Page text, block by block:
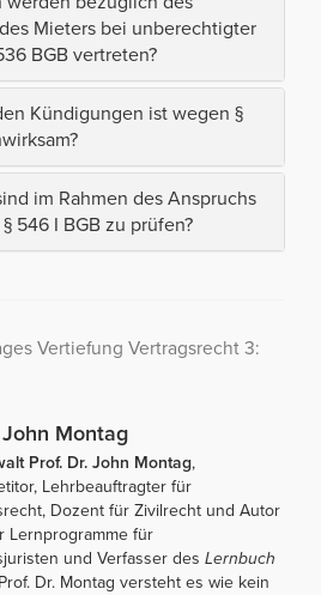
Mieters bei unberechtigter
BGB vertreten?
Kündigungen ist wegen §
im Rahmen des Anspruchs
546 I BGB zu prüfen?
Vertiefung Vertragsrecht 3:
John Montag
Prof. Dr. John Montag,
Lehrbeauftragter für
Dozent für Zivilrecht und Autor
Lernprogramme für
und Verfasser des Lernbuch
Dr. Montag versteht es wie kein